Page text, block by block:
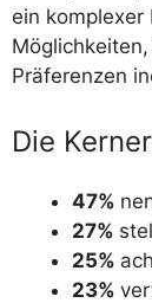
ein komplexer
Präferenzen
Die
47%
27%
25%
23%